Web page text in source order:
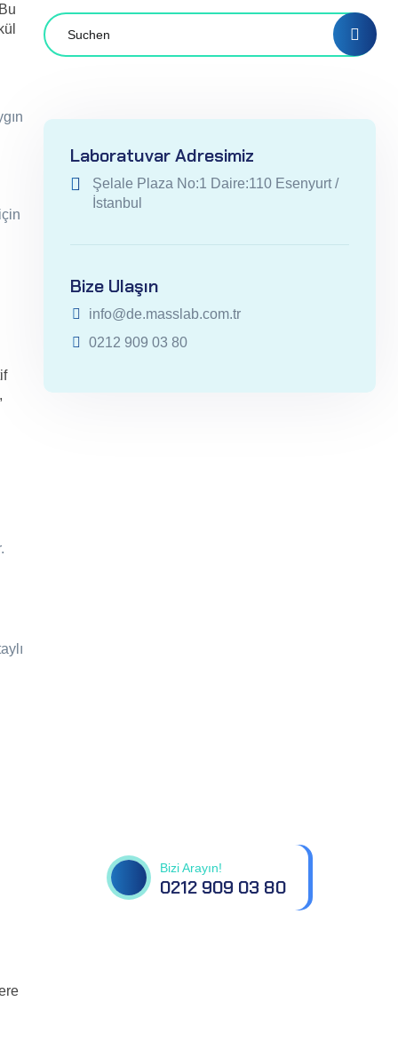
Laboratuvar Adresimiz
Şelale Plaza No:1 Daire:110 Esenyurt /
İstanbul
Bize Ulaşın
info@de.masslab.com.tr
0212 909 03 80
Bizi Arayın!
0212 909 03 80